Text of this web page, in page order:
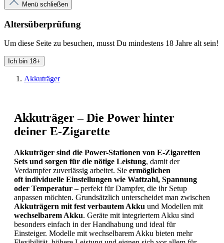
Menü schließen
Altersüberprüfung
Um diese Seite zu besuchen, musst Du mindestens 18 Jahre alt sein!
Ich bin 18+
Akkuträger
Akkuträger – Die Power hinter
deiner E-Zigarette
Akkuträger sind die Power-Stationen von E-Zigaretten
Sets und sorgen für die nötige Leistung, damit der
Verdampfer zuverlässig arbeitet. Sie ermöglichen
oft individuelle Einstellungen wie Wattzahl, Spannung
oder Temperatur – perfekt für Dampfer, die ihr Setup
anpassen möchten. Grundsätzlich unterscheidet man zwischen
Akkuträgern mit fest verbautem Akku und Modellen mit
wechselbarem Akku. Geräte mit integriertem Akku sind
besonders einfach in der Handhabung und ideal für
Einsteiger. Modelle mit wechselbarem Akku bieten mehr